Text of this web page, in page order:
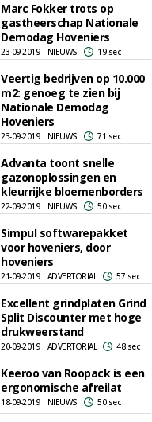
Marc Fokker trots op
gastheerschap Nationale
Demodag Hoveniers
23-09-2019 | NIEUWS 19 sec
Veertig bedrijven op 10.000
m2: genoeg te zien bij
Nationale Demodag
Hoveniers
23-09-2019 | NIEUWS 71 sec
Advanta toont snelle
gazonoplossingen en
kleurrijke bloemenborders
22-09-2019 | NIEUWS 50 sec
Simpul softwarepakket
voor hoveniers, door
hoveniers
21-09-2019 | ADVERTORIAL 57 sec
Excellent grindplaten Grind
Split Discounter met hoge
drukweerstand
20-09-2019 | ADVERTORIAL 48 sec
Keeroo van Roopack is een
ergonomische afreilat
18-09-2019 | NIEUWS 50 sec